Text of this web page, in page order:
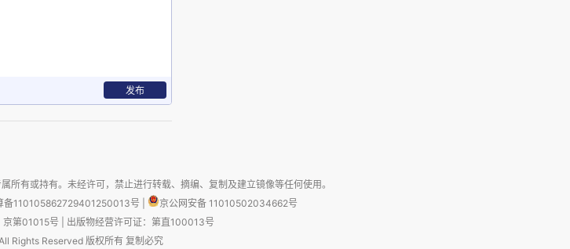
，这个我不是早就跟
临大敌，离我老远，指
一种。
发布
所有或持有。未经许可，禁止进行转载、摘编、复制及建立镜像等任何使用。
备110105862729401250013号
京公网安备 11010502034662号
京第01015号
出版物经营许可证：第直100013号
Rights Reserved 版权所有 复制必究